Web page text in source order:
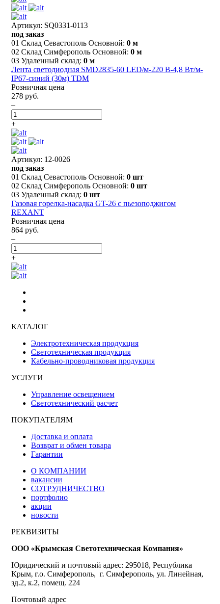
Артикул: SQ0331-0113
под заказ
01 Склад Севастополь Основной: 0 м
02 Склад Симферополь Основной: 0 м
03 Удаленный склад: 0 м
Лента светодиодная SMD2835-60 LED/м-220 В-4,8 Вт/м-
IP67-синий (30м) TDM
Розничная цена
278 руб.
–
+
Артикул: 12-0026
под заказ
01 Склад Севастополь Основной: 0 шт
02 Склад Симферополь Основной: 0 шт
03 Удаленный склад: 0 шт
Газовая горелка-насадка GT-26 с пьезоподжигом
REXANT
Розничная цена
864 руб.
–
+
КАТАЛОГ
Электротехническая продукция
Светотехническая продукция
Кабельно-проводниковая продукция
УСЛУГИ
Управление освещением
Светотехнический расчет
ПОКУПАТЕЛЯМ
Доставка и оплата
Возврат и обмен товара
Гарантии
О КОМПАНИИ
вакансии
СОТРУДНИЧЕСТВО
портфолио
акции
новости
РЕКВИЗИТЫ
ООО «Крымская Светотехническая Компания»
Юридический и почтовый адрес: 295018, Республика
Крым, г.о. Симферополь, г. Симферополь, ул. Линейная,
зд.2, к.2, помещ. 224
Почтовый адрес